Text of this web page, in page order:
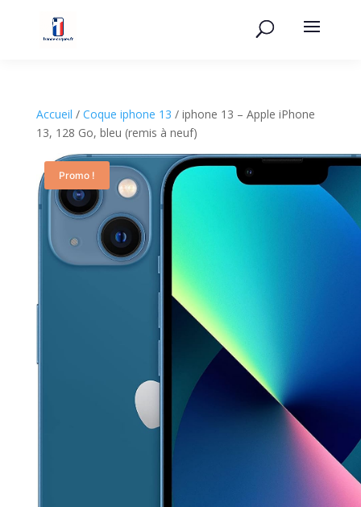
Accueil / Coque iphone 13​ / iphone 13 – Apple iPhone
13, 128 Go, bleu (remis à neuf)
Promo !